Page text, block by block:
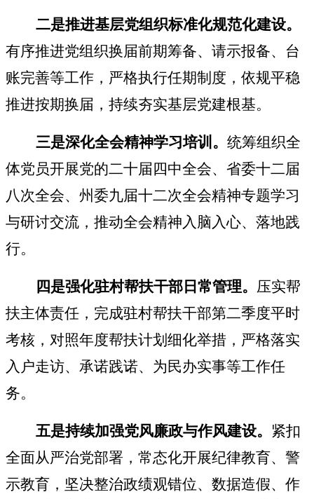
二是推进基层党组织标准化规范化建设。
有序推进党组织换届前期筹备、请示报备、台
账完善等工作，严格执行任期制度，依规平稳
推进按期换届，持续夯实基层党建根基。
三是深化全会精神学习培训。 统筹组织全
体党员开展党的二十届四中全会、省委十二届
八次全会、州委九届十二次全会精神专题学习
与研讨交流，推动全会精神入脑入心、落地践
行。
四是强化驻村帮扶干部日常管理。 压实帮
扶主体责任，完成驻村帮扶干部第二季度平时
考核，对照年度帮扶计划细化举措，严格落实
入户走访、承诺践诺、为民办实事等工作任
务。
五是持续加强党风廉政与作风建设。 紧扣
全面从严治党部署，常态化开展纪律教育、警
示教育，坚决整治政绩观错位、数据造假、作